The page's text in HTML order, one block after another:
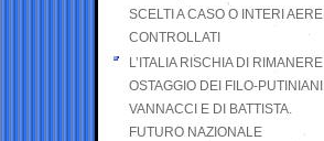
SCELTI A CASO O INTERI AEREI
CONTROLLATI
L’ITALIA RISCHIA DI RIMANERE
OSTAGGIO DEI FILO-PUTINIANI
VANNACCI E DI BATTISTA.
FUTURO NAZIONALE